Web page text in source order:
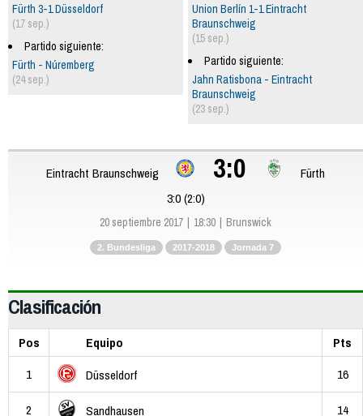
Union Berlín 1-1 Eintracht
Braunschweig
(15 sep.)
Partido siguiente:
Jahn Ratisbona - Eintracht
Braunschweig
(23 sep.)
Fürth 3-1 Düsseldorf
(17 sep.)
Partido siguiente:
Fürth - Núremberg
(24 sep.)
Eintracht Braunschweig 3:0
Fürth
3:0 (2:0)
20 septiembre 2017 18:30 Brunswick
2. Bundesliga 2017-2018 Jornada 7
Clasificación
Pos Equipo
Pts
1
Düsseldorf 16
2 Sandhausen 14